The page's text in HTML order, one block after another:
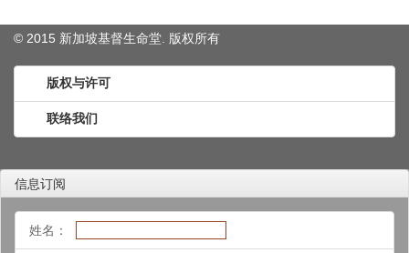
© 2015 新加坡基督生命堂. 版权所有
版权与许可
联络我们
信息订阅
姓名：